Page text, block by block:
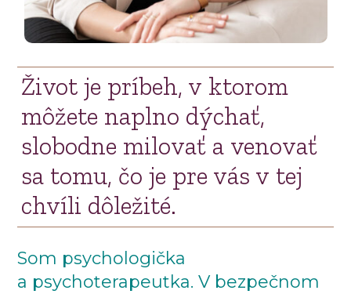
Život je príbeh, v ktorom
môžete naplno dýchať,
slobodne milovať a venovať
sa tomu, čo je pre vás v tej
chvíli dôležité.
Som psychologička
a psychoterapeutka. V bezpečnom